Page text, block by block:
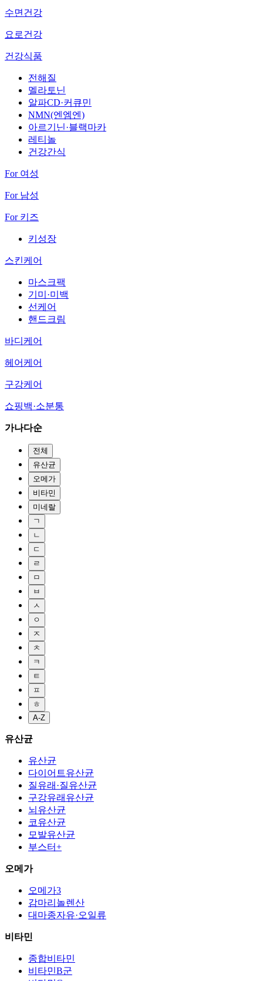
수면건강
요로건강
건강식품
전해질
멜라토닌
알파CD·커큐민
NMN(엔엠엔)
아르기닌·블랙마카
레티놀
건강간식
For 여성
For 남성
For 키즈
키성장
스킨케어
마스크팩
기미·미백
선케어
핸드크림
바디케어
헤어케어
구강케어
쇼핑백·소분통
가나다순
전체
유산균
오메가
비타민
미네랄
ㄱ
ㄴ
ㄷ
ㄹ
ㅁ
ㅂ
ㅅ
ㅇ
ㅈ
ㅊ
ㅋ
ㅌ
ㅍ
ㅎ
A-Z
유산균
유산균
다이어트유산균
질유래·질유산균
구강유래유산균
뇌유산균
코유산균
모발유산균
부스터+
오메가
오메가3
감마리놀렌산
대마종자유·오일류
비타민
종합비타민
비타민B군